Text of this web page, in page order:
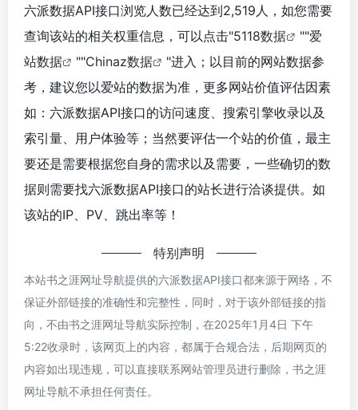
六派数据API接口浏览人数已经达到2,519人，如您需要
查询该站的相关权重信息，可以点击"5118数据 ""爱
站数据
""Chinaz数据
"进入；以目前的网站数据参
考，建议您以爱站的数据为准，更多网站价值评估因素
如：六派数据API接口的访问速度、搜索引擎收录以及
索引量、用户体验等；当然要评估一个站的价值，最主
要还是需要根据您自身的需求以及需要，一些确切的数
据则需要找六派数据API接口的站长进行洽谈提供。如
该站的IP、PV、跳出率等！
特别声明
本站书之涯网址导航提供的六派数据API接口都来源于网络，不
保证外部链接的准确性和完整性，同时，对于该外部链接的指
向，不由书之涯网址导航实际控制，在2025年1月4日 下午
5:22收录时，该网页上的内容，都属于合规合法，后期网页的
内容如出现违规，可以直接联系网站管理员进行删除，书之涯
网址导航不承担任何责任。